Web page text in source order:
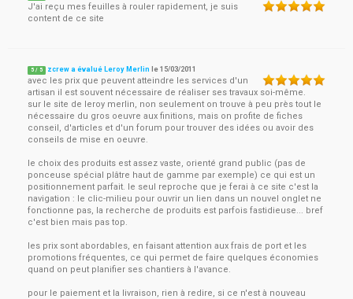
J'ai reçu mes feuilles à rouler rapidement, je suis
content de ce site
5 / 5 zcrew a évalué Leroy Merlin le15/03/2011
avec les prix que peuvent atteindre les services d'un
artisan il est souvent nécessaire de réaliser ses travaux soi-même.
sur le site de leroy merlin, non seulement on trouve à peu près tout le
nécessaire du gros oeuvre aux finitions, mais on profite de fiches
conseil, d'articles et d'un forum pour trouver des idées ou avoir des
conseils de mise en oeuvre.
le choix des produits est assez vaste, orienté grand public (pas de
ponceuse spécial plâtre haut de gamme par exemple) ce qui est un
positionnement parfait. le seul reproche que je ferai à ce site c'est la
navigation : le clic-milieu pour ouvrir un lien dans un nouvel onglet ne
fonctionne pas, la recherche de produits est parfois fastidieuse... bref
c'est bien mais pas top.
les prix sont abordables, en faisant attention aux frais de port et les
promotions fréquentes, ce qui permet de faire quelques économies
quand on peut planifier ses chantiers à l'avance.
pour le paiement et la livraison, rien à redire, si ce n'est à nouveau